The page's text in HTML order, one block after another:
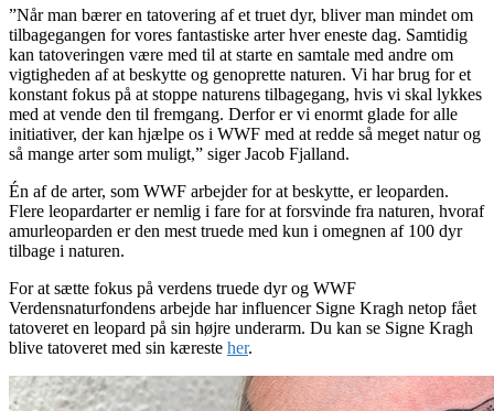
”Når man bærer en tatovering af et truet dyr, bliver man mindet om
tilbagegangen for vores fantastiske arter hver eneste dag. Samtidig
kan tatoveringen være med til at starte en samtale med andre om
vigtigheden af at beskytte og genoprette naturen. Vi har brug for et
konstant fokus på at stoppe naturens tilbagegang, hvis vi skal lykkes
med at vende den til fremgang. Derfor er vi enormt glade for alle
initiativer, der kan hjælpe os i WWF med at redde så meget natur og
så mange arter som muligt,” siger Jacob Fjalland.
Én af de arter, som WWF arbejder for at beskytte, er leoparden.
Flere leopardarter er nemlig i fare for at forsvinde fra naturen, hvoraf
amurleoparden er den mest truede med kun i omegnen af 100 dyr
tilbage i naturen.
For at sætte fokus på verdens truede dyr og WWF
Verdensnaturfondens arbejde har influencer Signe Kragh netop fået
tatoveret en leopard på sin højre underarm. Du kan se Signe Kragh
blive tatoveret med sin kæreste her.